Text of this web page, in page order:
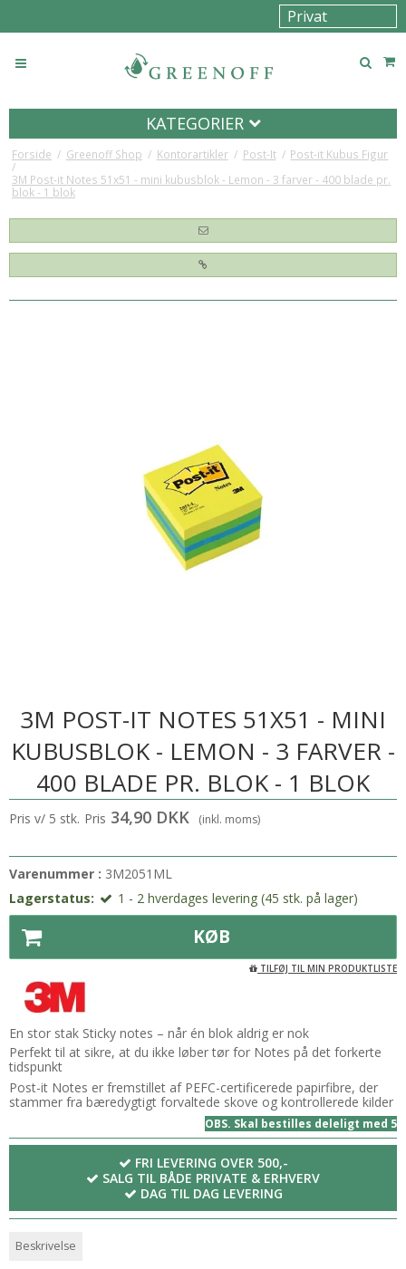
KATEGORIER
Forside / Greenoff Shop / Kontorartikler / Post-It / Post-it Kubus Figur
/
3M Post-it Notes 51x51 - mini kubusblok - Lemon - 3 farver - 400 blade pr.
blok - 1 blok
3M POST-IT NOTES 51X51 - MINI
KUBUSBLOK - LEMON - 3 FARVER -
400 BLADE PR. BLOK - 1 BLOK
Pris v/ 5 stk. Pris 34,90 DKK (inkl. moms)
Varenummer : 3M2051ML
Lagerstatus:
1 - 2 hverdages levering (45 stk. på lager)
KØB
TILFØJ TIL MIN PRODUKTLISTE
En stor stak Sticky notes – når én blok aldrig er nok
Perfekt til at sikre, at du ikke løber tør for Notes på det forkerte
tidspunkt
Post-it Notes er fremstillet af PEFC-certificerede papirfibre, der
stammer fra bæredygtigt forvaltede skove og kontrollerede kilder
OBS. Skal bestilles deleligt med 5
FRI LEVERING OVER 500,-
SALG TIL BÅDE PRIVATE & ERHVERV
DAG TIL DAG LEVERING
Beskrivelse